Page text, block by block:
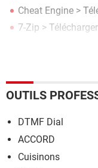
Cheat Engine >
7-Zip >
>
OUTILS
DTMF Dial
ACCORD
Cuisinons